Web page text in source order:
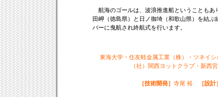
航海のゴールは、波浪推進船ということもあ
田岬（徳島県）と日ノ御埼（和歌山県）を結
バーに曳航され終航式を行います。
東海大学・住友軽金属工業（株）・ツネイ
（社）関西ヨットクラブ・新西
［技術開発］ 寺尾 裕 ［設計